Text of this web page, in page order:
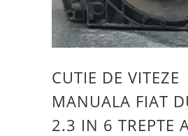
CUTIE DE VITEZE
MANUALA FIAT
2.3 IN 6 TREPTE